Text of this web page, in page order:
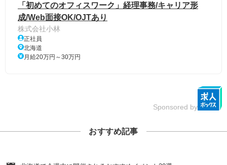
「初めてのオフィスワーク」経理事務/キャリア形
成/Web面接OK/OJTあり
株式会社小林
正社員
北海道
月給20万円～30万円
Sponsored by
おすすめ記事